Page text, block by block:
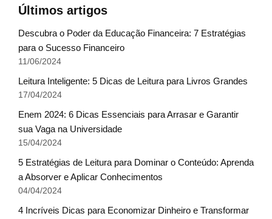
Últimos artigos
Descubra o Poder da Educação Financeira: 7 Estratégias
para o Sucesso Financeiro
11/06/2024
Leitura Inteligente: 5 Dicas de Leitura para Livros Grandes
17/04/2024
Enem 2024: 6 Dicas Essenciais para Arrasar e Garantir
sua Vaga na Universidade
15/04/2024
5 Estratégias de Leitura para Dominar o Conteúdo: Aprenda
a Absorver e Aplicar Conhecimentos
04/04/2024
4 Incríveis Dicas para Economizar Dinheiro e Transformar